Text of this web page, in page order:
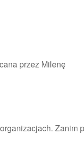
przez Milenę
Zanim